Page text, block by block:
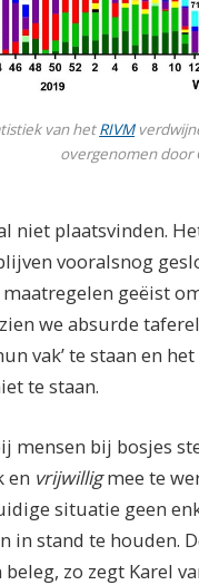
van hetRIVM
overgenomen door
niet plaatsvinden.
vooralsnog
geëist
we absurde
vak’ te staan en
te staan.
mensen bij bosjes
en vrijwilligmee te
situatie geen
in stand te houden.
zo zegt Karel